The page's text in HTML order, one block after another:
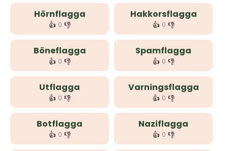
Hörnflagga
👍 0 👎
Hakkorsflagga
👍 0 👎
Böneflagga
👍 0 👎
Spamflagga
👍 0 👎
Utflagga
👍 0 👎
Varningsflagga
👍 0 👎
Botflagga
👍 0 👎
Naziflagga
👍 0 👎